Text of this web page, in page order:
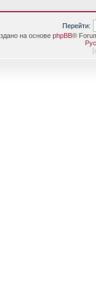
Перейти:
на основе phpBB®
[